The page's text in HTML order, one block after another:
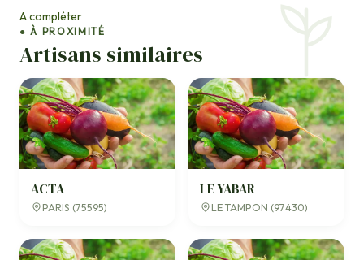
A compléter
● À PROXIMITÉ
Artisans similaires
ACTA
PARIS (75595)
LE YABAR
LE TAMPON (97430)